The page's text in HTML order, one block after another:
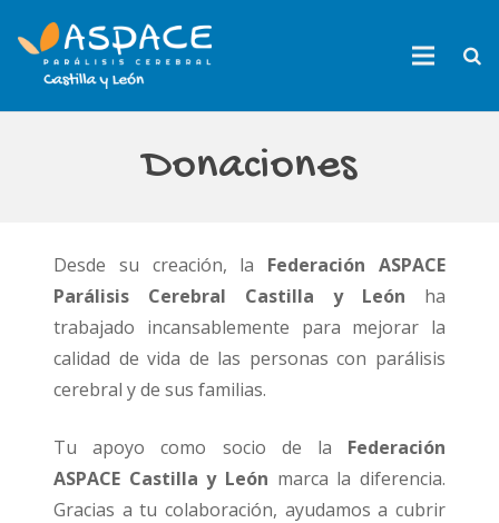
Donaciones
Desde su creación, la Federación ASPACE
Parálisis Cerebral Castilla y León ha
trabajado incansablemente para mejorar la
calidad de vida de las personas con parálisis
cerebral y de sus familias.
Tu apoyo como socio de la Federación
ASPACE Castilla y León marca la diferencia.
Gracias a tu colaboración, ayudamos a cubrir